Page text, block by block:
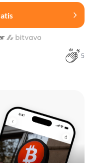
5